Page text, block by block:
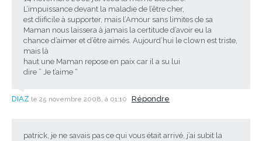
L’impuissance devant la maladie de l’être cher,
est diificile à supporter, mais l’Amour sans limites de sa
Maman nous laissera à jamais la certitude d’avoir eu la
chance d’aimer et d’être aimés. Aujourd’hui le clown est triste,
mais là
haut une Maman repose en paix car il a su lui
dire ” Je t’aime “
DIAZ le 25 novembre 2008, à 01:10 Répondre
patrick, je ne savais pas ce qui vous était arrivé, j’ai subit la